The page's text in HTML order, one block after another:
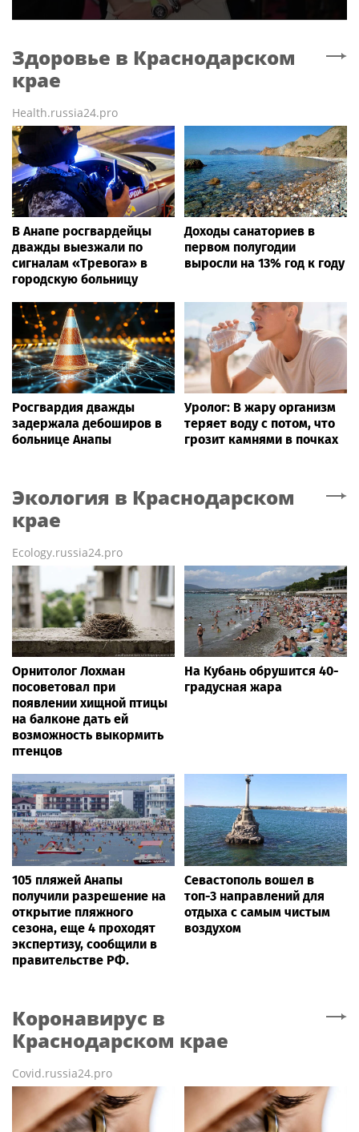
Здоровье в Краснодарском
крае
Health.russia24.pro
В Анапе росгвардейцы
дважды выезжали по
сигналам «Тревога» в
городскую больницу
Доходы санаториев в
первом полугодии
выросли на 13% год к году
Росгвардия дважды
задержала дебоширов в
больнице Анапы
Уролог: В жару организм
теряет воду с потом, что
грозит камнями в почках
Экология в Краснодарском
крае
Ecology.russia24.pro
Орнитолог Лохман
посоветовал при
появлении хищной птицы
на балконе дать ей
возможность выкормить
птенцов
На Кубань обрушится 40-
градусная жара
105 пляжей Анапы
получили разрешение на
открытие пляжного
сезона, еще 4 проходят
экспертизу, сообщили в
правительстве РФ.
Севастополь вошел в
топ-3 направлений для
отдыха с самым чистым
воздухом
Коронавирус в
Краснодарском крае
Covid.russia24.pro